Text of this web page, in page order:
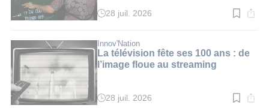
Temps
:
3
min.
28 juil. 2026
Innov'Nation
La télévision fête ses 100 ans : de
l’image floue au streaming
Temps
28 juil. 2026